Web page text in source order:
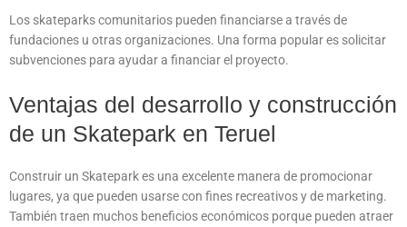
Los skateparks comunitarios pueden financiarse a través de
fundaciones u otras organizaciones. Una forma popular es solicitar
subvenciones para ayudar a financiar el proyecto.
Ventajas del desarrollo y construcción
de un Skatepark en Teruel
Construir un Skatepark es una excelente manera de promocionar
lugares, ya que pueden usarse con fines recreativos y de marketing.
También traen muchos beneficios económicos porque pueden atraer